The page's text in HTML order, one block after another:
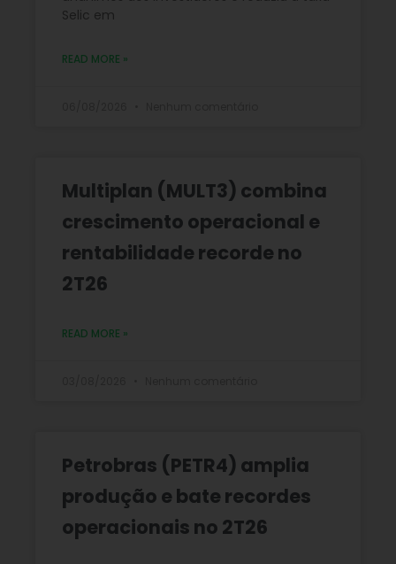
Selic em
READ MORE »
Multiplan (MULT3) combina
crescimento operacional e
rentabilidade recorde no
2T26
READ MORE »
Petrobras (PETR4) amplia
produção e bate recordes
operacionais no 2T26